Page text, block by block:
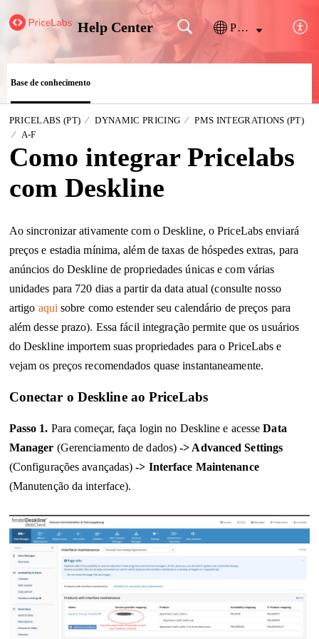
Help Center Português
Base de conhecimento
PRICELABS (PT) DYNAMIC PRICING
PMS INTEGRATIONS (PT)
A-F
Como integrar Pricelabs
com Deskline
Ao sincronizar ativamente com o Deskline, o PriceLabs enviará
preços e estadia mínima, além de taxas de hóspedes extras, para
anúncios do Deskline de propriedades únicas e com várias
unidades para 720 dias a partir da data atual (consulte nosso
artigo aqui sobre como estender seu calendário de preços para
além desse prazo). Essa fácil integração permite que os usuários
do Deskline importem suas propriedades para o PriceLabs e
vejam os preços recomendados quase instantaneamente.
Conectar o Deskline ao PriceLabs
Passo 1. Para começar, faça login no Deskline e acesseData
Manager (Gerenciamento de dados) -> Advanced Settings
(Configurações avançadas) -> Interface Maintenance
(Manutenção da interface).